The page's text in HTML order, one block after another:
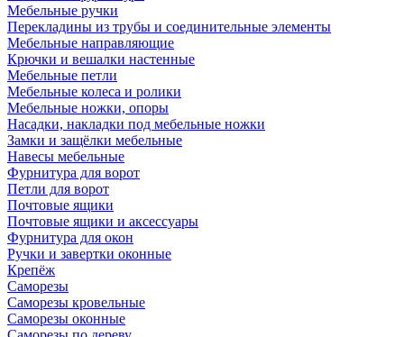
Мебельные ручки
Перекладины из трубы и соединительные элементы
Мебельные направляющие
Крючки и вешалки настенные
Мебельные петли
Мебельные колеса и ролики
Мебельные ножки, опоры
Насадки, накладки под мебельные ножки
Замки и защёлки мебельные
Навесы мебельные
Фурнитура для ворот
Петли для ворот
Почтовые ящики
Почтовые ящики и аксессуары
Фурнитура для окон
Ручки и завертки оконные
Крепёж
Саморезы
Саморезы кровельные
Саморезы оконные